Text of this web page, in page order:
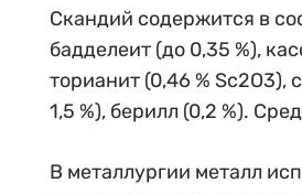
Скандий содержится в
бадделеит (до 0,35 %),
торианит (0,46 %
1,5 %), берилл (0,2 %).
В металлургии металл